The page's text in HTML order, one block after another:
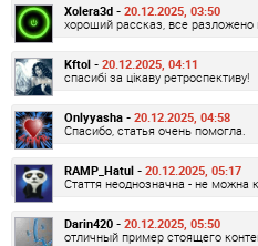
Xolera3d - 20.12.2025, 03:50
хороший рассказ, все
Kftol - 20.12.2025, 04:11
спасибі за цікаву ретроспективу!
Onlyyasha - 20.12.2025, 04:58
Спасибо, статья очень помогла.
RAMP_Hatul - 20.12.2025, 05:17
Стаття неоднозначна - не можна
Darin420 - 20.12.2025, 05:50
отличный пример стоящего